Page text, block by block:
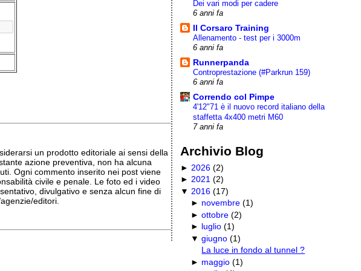
un prodotto editoriale ai sensi della
azione preventiva, non ha alcuna
Ogni commento inserito nei post viene
civile e penale. Le foto ed i video
divulgativo e senza alcun fine di
editori.
Dei vari modi per cadere
6 anni fa
Il Corsaro Training
Allenamento - test per i 3000m
6 anni fa
Runnerpanda
Controprestazione (#Parkrun 159)
6 anni fa
Correndo col Pimpe
4'12"71 è il nuovo record italiano della
staffetta 4x400 metri M60
7 anni fa
Archivio Blog
► 2026 (2)
►2021 (2)
▼ 2016 (17)
► novembre (1)
►ottobre (2)
► luglio (1)
▼giugno (1)
La luce in fondo al tunnel ?
► maggio (1)